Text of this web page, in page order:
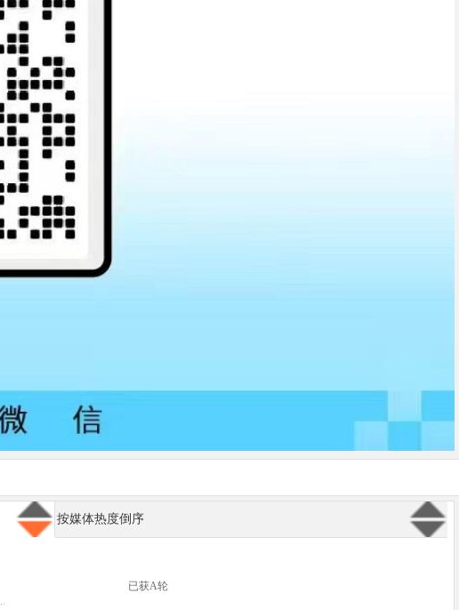
按媒体热度倒序
已获A轮